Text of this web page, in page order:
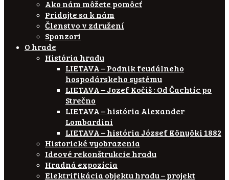
Ako nám môžete pomôcť
Pridajte sa k nám
Členstvo v združení
Sponzori
O hrade
História hradu
LIETAVA – Podnik feudálneho
hospodárskeho systému
LIETAVA – Jozef Kočiš : Od Čachtíc po
Strečno
LIETAVA – história Alexander
Lombardini
LIETAVA – história József Könyöki 1882
Historické vyobrazenia
Ideové rekonštrukcie hradu
Hradná expozícia
Elektrifikácia objektu hradu – projekt